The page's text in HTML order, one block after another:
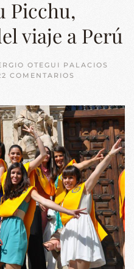
Picchu,
viaje a Perú
OTEGUI PALACIOS
COMENTARIOS
DEL